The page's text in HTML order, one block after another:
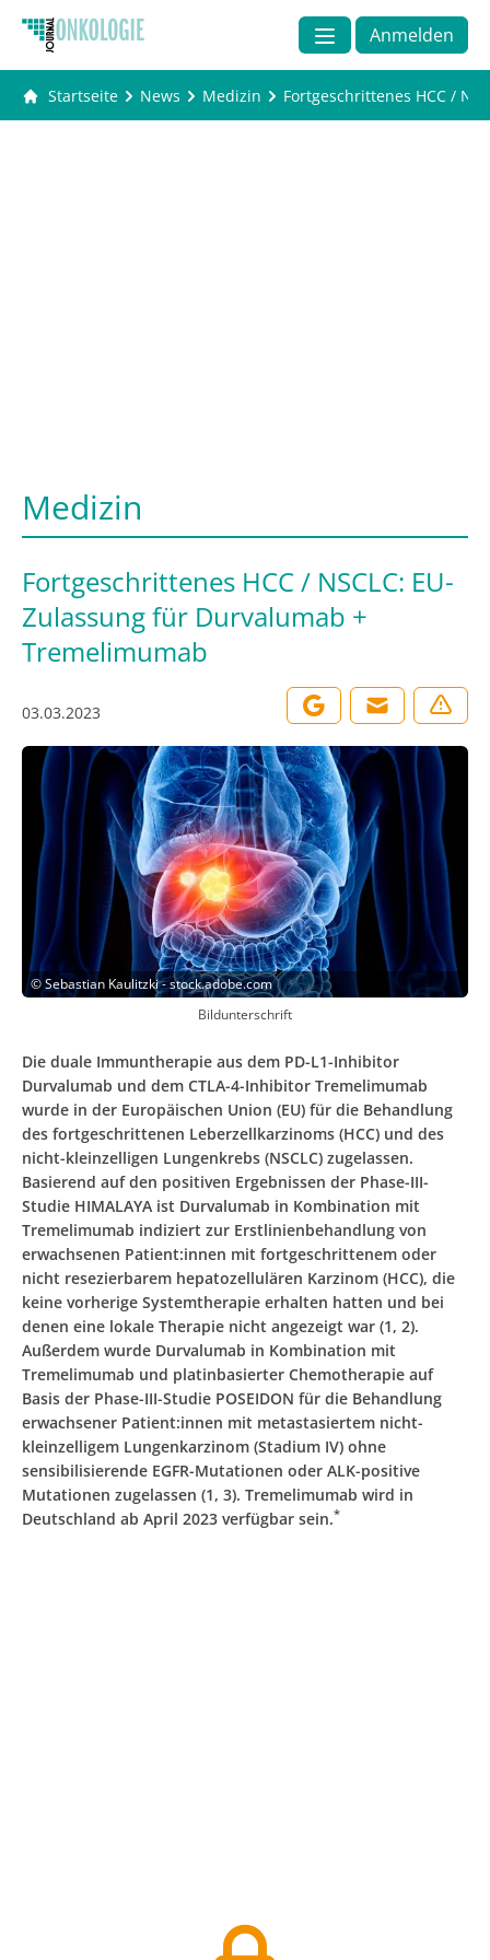
Anmelden
Startseite News Medizin Fortgeschrittenes HCC /
Medizin
Fortgeschrittenes HCC / NSCLC: EU-
Zulassung für Durvalumab +
Tremelimumab
03.03.2023
©Sebastian Kaulitzki - stock.adobe.com
Bildunterschrift
Die duale Immuntherapie aus dem PD-L1-Inhibitor
Durvalumab und dem CTLA-4-Inhibitor Tremelimumab
wurde in der Europäischen Union (EU) für die Behandlung
des fortgeschrittenen Leberzellkarzinoms (HCC) und des
nicht-kleinzelligen Lungenkrebs (NSCLC) zugelassen.
Basierend auf den positiven Ergebnissen der Phase-III-
Studie HIMALAYA ist Durvalumab in Kombination mit
Tremelimumab indiziert zur Erstlinienbehandlung von
erwachsenen Patient:innen mit fortgeschrittenem oder
nicht resezierbarem hepatozellulären Karzinom (HCC), die
keine vorherige Systemtherapie erhalten hatten und bei
denen eine lokale Therapie nicht angezeigt war (1, 2).
Außerdem wurde Durvalumab in Kombination mit
Tremelimumab und platinbasierter Chemotherapie auf
Basis der Phase-III-Studie POSEIDON für die Behandlung
erwachsener Patient:innen mit metastasiertem nicht-
kleinzelligem Lungenkarzinom (Stadium IV) ohne
sensibilisierende EGFR-Mutationen oder ALK-positive
Mutationen zugelassen (1, 3). Tremelimumab wird in
Deutschland ab April 2023 verfügbar sein.*